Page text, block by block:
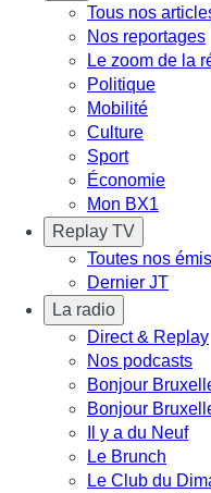
Tous nos
Nos reportages
Le zoom de la
Politique
Mobilité
Culture
Sport
Économie
Mon BX1
Replay TV
Toutes nos
Dernier JT
La radio
Direct & Replay
Nos podcasts
Bonjour
Bonjour
Il y a du Neuf
Le Brunch
Le Club du